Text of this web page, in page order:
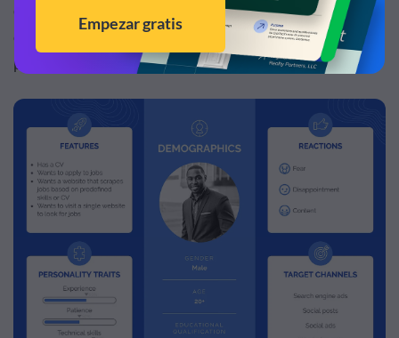
que a una persona de Usuario, así que tenlo en cuenta. El
esquema de color azul hace que esta plantilla sea versátil
para casi todos los nichos y aplicaciones.